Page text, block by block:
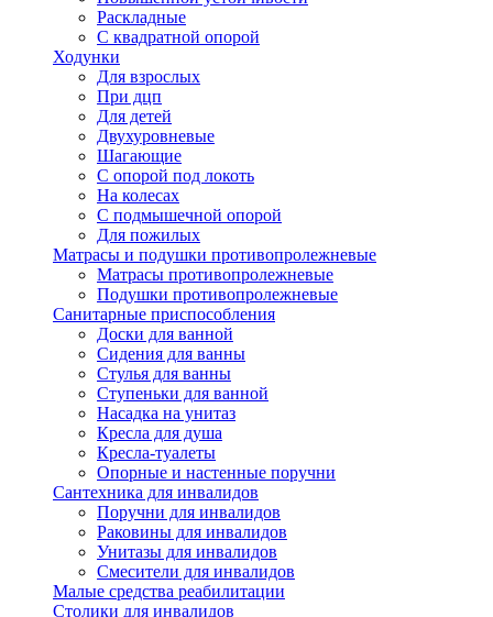
Раскладные
С квадратной опорой
Ходунки
Для взрослых
При дцп
Для детей
Двухуровневые
Шагающие
С опорой под локоть
На колесах
С подмышечной опорой
Для пожилых
Матрасы и подушки противопролежневые
Матрасы противопролежневые
Подушки противопролежневые
Санитарные приспособления
Доски для ванной
Сидения для ванны
Стулья для ванны
Ступеньки для ванной
Насадка на унитаз
Кресла для душа
Кресла-туалеты
Опорные и настенные поручни
Сантехника для инвалидов
Поручни для инвалидов
Раковины для инвалидов
Унитазы для инвалидов
Смесители для инвалидов
Малые средства реабилитации
Столики для инвалидов